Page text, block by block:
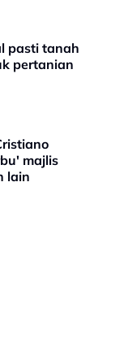
pasti tanah
pertanian
majlis
lain